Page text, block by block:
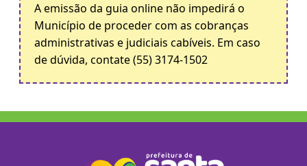
A emissão da guia online não impedirá o
Município de proceder com as cobranças
administrativas e judiciais cabíveis. Em caso
de dúvida, contate (55) 3174-1502